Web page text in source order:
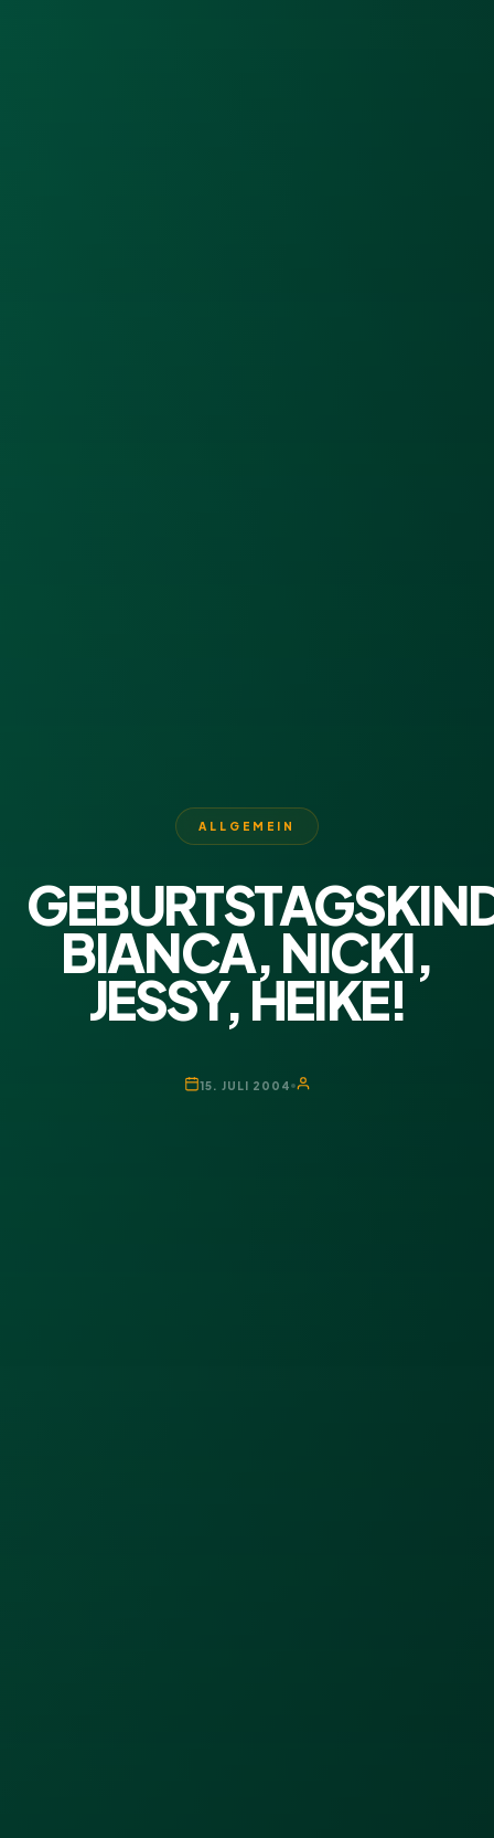
ALLGEMEIN
BIANCA, NICKI,
JESSY, HEIKE!
15. JULI 2004